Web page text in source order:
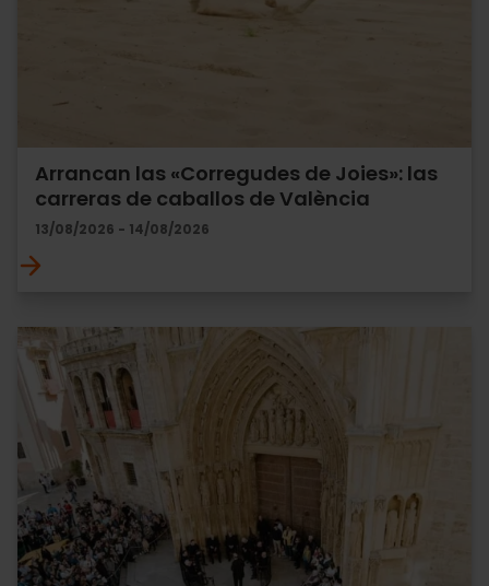
Arrancan las «Corregudes de Joies»: las
carreras de caballos de València
13/08/2026 - 14/08/2026